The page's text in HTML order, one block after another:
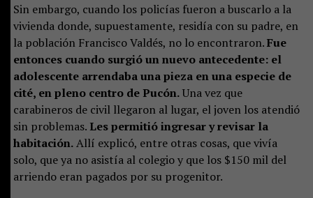
Sin embargo, cuando los policías fueron a buscarlo a la
vivienda donde, supuestamente, residía con su padre, en
la población Francisco Valdés, no lo encontraron.Fue
entonces cuando surgió un nuevo antecedente: el
adolescente arrendaba una pieza en una especie de
cité, en pleno centro de Pucón.Una vez que
carabineros de civil llegaron al lugar, el joven los atendió
sin problemas. Les permitió ingresar y revisar la
habitación.Allí explicó, entre otras cosas, que vivía
solo, que ya no asistía al colegio y que los $150 mil del
arriendo eran pagados por su progenitor.